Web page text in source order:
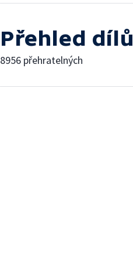
Přehled dílů
8956 přehratelných